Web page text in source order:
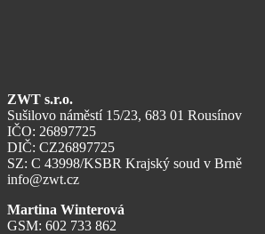
ZWT s.r.o.
Sušilovo náměstí 15/23, 683 01 Rousínov
IČO: 26897725
DIČ: CZ26897725
SZ: C 43998/KSBR Krajský soud v Brně
info@zwt.cz
Martina Winterová
GSM: 602 733 862